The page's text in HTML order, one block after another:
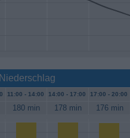
11:00 - 14:00 14:00 - 17:00 17:00 - 20:00
180 min 178 min 176 min